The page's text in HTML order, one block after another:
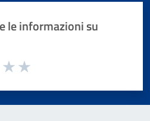
le informazioni su